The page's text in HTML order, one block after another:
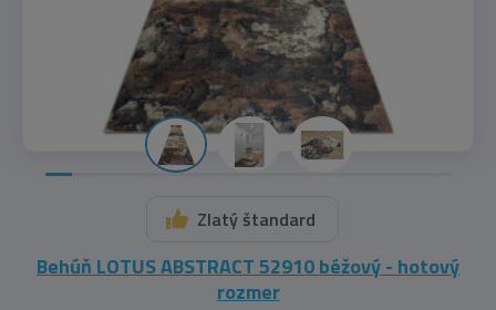
Zlatý štandard
Behúň LOTUS ABSTRACT 52910 béžový - hotový
rozmer